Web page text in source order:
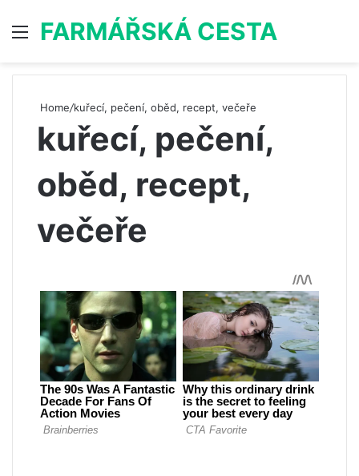
Menu
FARMÁŘSKÁ CESTA
Home/kuřecí, pečení, oběd, recept, večeře
kuřecí, pečení,
oběd, recept,
večeře